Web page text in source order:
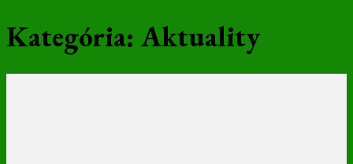
Kategória: Aktuality